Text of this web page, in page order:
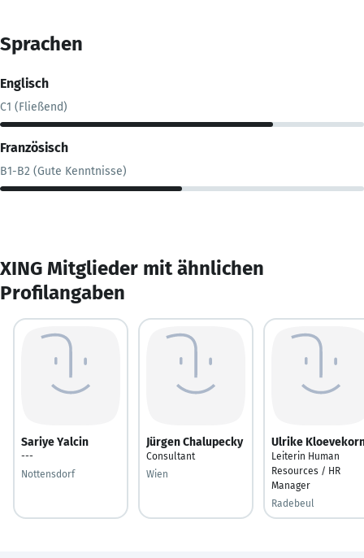
Sprachen
Englisch
C1 (Fließend)
Französisch
B1-B2 (Gute Kenntnisse)
XING Mitglieder mit ähnlichen
Profilangaben
Sariye Yalcin
---
Nottensdorf
Jürgen Chalupecky
Consultant
Wien
Ulrike
Leiterin Human
Resources / HR
Manager
Radebeul